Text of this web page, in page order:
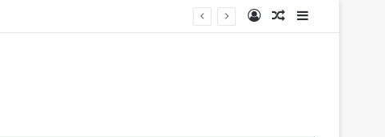
Log InRandom Article
Sidebar